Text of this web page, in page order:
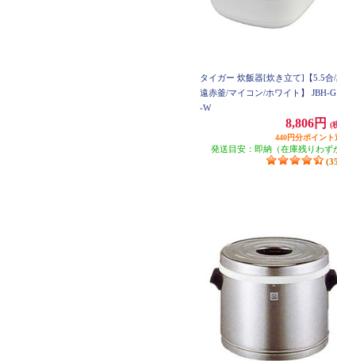
タイガー 炊飯器[炊き立て]【5.5合
遠赤釜/マイコン/ホワイト】 JBH-
-W
8,806円
(
440円分ポイント
発送目安：即納（在庫残りわず